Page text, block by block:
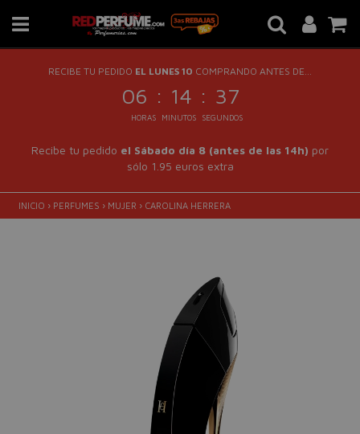
RECIBE TU PEDIDO EL LUNES 10 COMPRANDO ANTES DE...
06 : 14 : 37
HORAS MINUTOS SEGUNDOS
Recibe tu pedido el Sábado día 8 (antes de las 14h) por
sólo 1.95 euros extra
INICIO › PERFUMES › MUJER › CAROLINA HERRERA